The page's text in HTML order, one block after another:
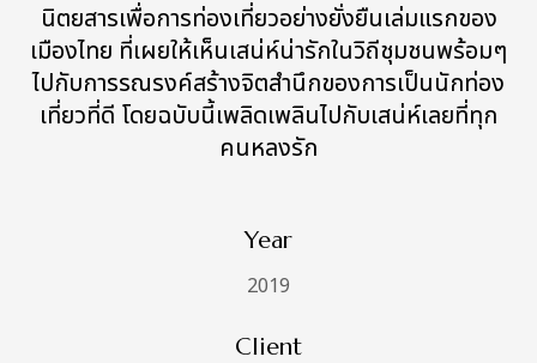
นิตยสารเพื่อการท่องเที่ยวอย่างยั่งยืนเล่มแรกของ
เมืองไทย ที่เผยให้เห็นเสน่ห์น่ารักในวิถีชุมชนพร้อมๆ
ไปกับการรณรงค์สร้างจิตสำนึกของการเป็นนักท่อง
เที่ยวที่ดี โดยฉบับนี้เพลิดเพลินไปกับเสน่ห์เลยที่ทุก
คนหลงรัก
Year
2019
Client